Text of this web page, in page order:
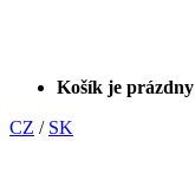
Košík je prázdny
CZ / SK